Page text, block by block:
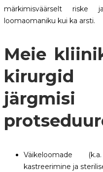
märkimisväärselt riske
loomaomaniku kui ka arsti.
Meie
kirurgid
järgmisi
Väikeloomade
kastreerimine ja